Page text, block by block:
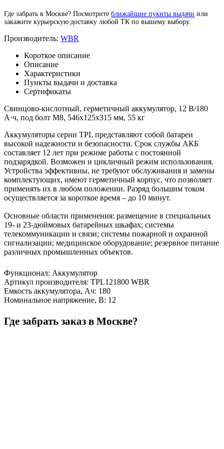
Где забрать в Москве? Посмотрите ближайшие пукнты выдачи или
закажите курьерскую доставку любой ТК по вышему выбору.
Производитель: WBR
Короткое описание
Описание
Характеристики
Пункты выдачи и доставка
Сертификаты
Свинцово-кислотный, герметичный аккумулятор, 12 В/180
А·ч, под болт М8, 546х125х315 мм, 55 кг
Аккумуляторы серии TPL представляют собой батареи
высокой надежности и безопасности. Срок службы АКБ
составляет 12 лет при режиме работы с постоянной
подзарядкой. Возможен и цикличный режим использования.
Устройства эффективны, не требуют обслуживания и замены
комплектующих, имеют герметичный корпус, что позволяет
применять их в любом положении. Разряд большим током
осуществляется за короткое время – до 10 минут.
Основные области применения: размещение в специальных
19- и 23-дюймовых батарейных шкафах; системы
телекоммуникации и связи; системы пожарной и охранной
сигнализации; медицинское оборудование; резервное питание
различных промышленных объектов.
Функционал: Аккумулятор
Артикул производителя: TPL121800 WBR
Емкость аккумулятора, Ач: 180
Номинальное напряжение, В: 12
Где забрать заказ в Москве?